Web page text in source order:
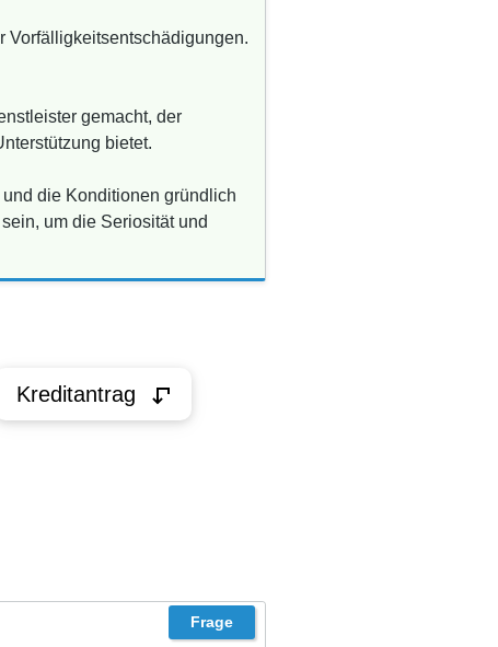
Vorfälligkeitsentschädigungen.
gemacht, der
bietet.
die Konditionen gründlich
um die Seriosität und
Kreditantrag